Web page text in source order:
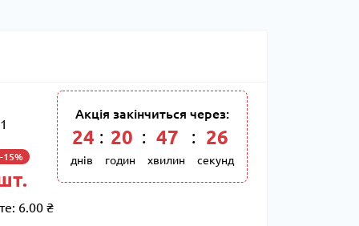
-15%
6.00 ₴
Акція закінчиться через:
24
днів
: 20
годин
: 47
хвилин
: 25
секунд